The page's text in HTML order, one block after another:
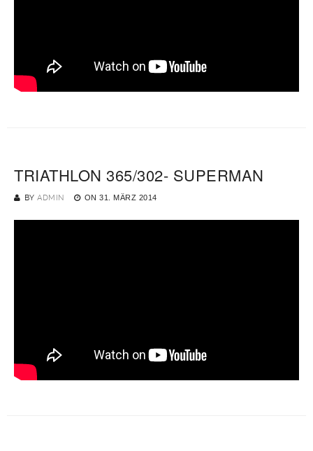
TRIATHLON 365/302- SUPERMAN
BY ADMIN ON 31. MÄRZ 2014